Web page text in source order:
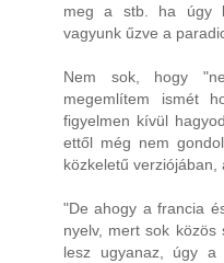
meg a stb. ha úgy
vagyunk űzve a
Nem sok, hogy
megemlítem ismét
figyelmen kívül
ettől még nem
közkeletű verziójában,
"De ahogy a francia
nyelv, mert sok
lesz ugyanaz, úgy a